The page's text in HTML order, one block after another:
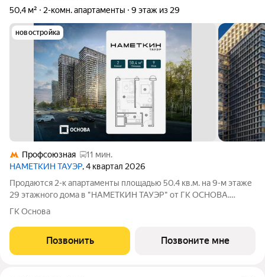
50,4 м²
2-комн. апартаменты 9 этаж из 29
новостройка
Профсоюзная
11 мин.
НАМЕТКИН ТАУЭР, 4 квартал 2026
Продаются 2-к апартаменты площадью 50.4 кв.м. на 9-м этаже
29 этажного дома в "НАМЕТКИН ТАУЭР" от ГК ОСНОВА.
Наметкин Тауэр - комплекс бизнес-класса с премиальным
Западе Москвы. Архитектура от
ГК Основа
Позвонить Позвоните мне